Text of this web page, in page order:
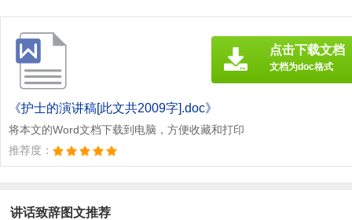
《护士的演讲稿[此文共2009字].doc》
将本文的Word文档下载到电脑，方便收藏和打印
推荐度：
点击下载文档
文档为doc格式
讲话致辞图文推荐